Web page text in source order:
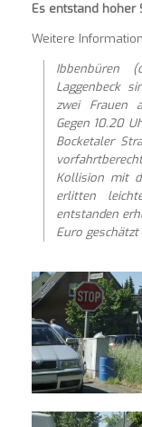
Es entstand hoher
Weitere
Ibbenbüren
Laggenbeck
zwei Frauen
Gegen 10.20
Bocketaler
Kollision mit
erlitten
entstanden
Euro